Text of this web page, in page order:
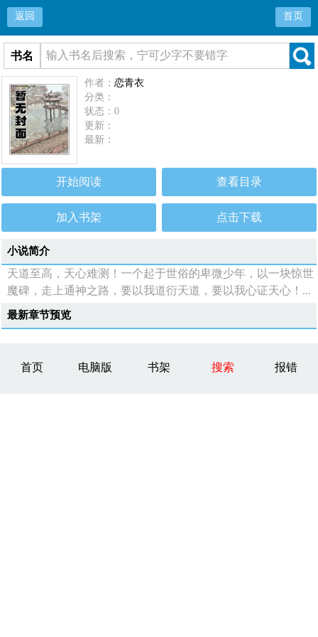
返回 首页
书名
作者：恋青衣
分类：
状态：0
更新：
最新：
开始阅读 查看目录
加入书架 点击下载
小说简介
天道至高，天心难测！一个起于世俗的卑微少年，以一块惊世
魔碑，走上通神之路，要以我道衍天道，要以我心证天心！...
最新章节预览
首页 电脑版 书架 搜索 报错